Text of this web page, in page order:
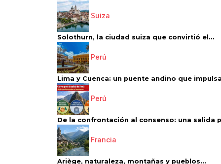
Suiza
Solothurn, la ciudad suiza que convirtió el...
Perú
Lima y Cuenca: un puente andino que
Perú
De la confrontación al consenso: una salida
Francia
Ariège, naturaleza, montañas y pueblos...